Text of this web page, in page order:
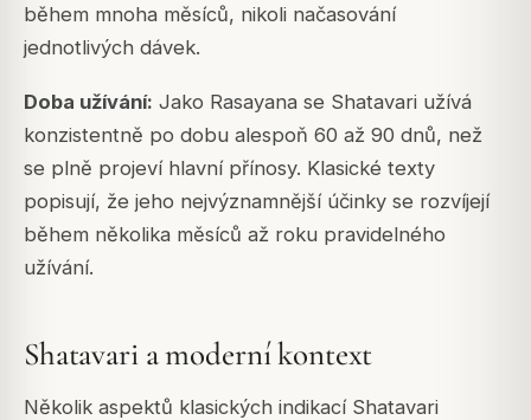
během mnoha měsíců, nikoli načasování
jednotlivých dávek.
Doba užívání: Jako Rasayana se Shatavari užívá
konzistentně po dobu alespoň 60 až 90 dnů, než
se plně projeví hlavní přínosy. Klasické texty
popisují, že jeho nejvýznamnější účinky se rozvíjejí
během několika měsíců až roku pravidelného
užívání.
Shatavari a moderní kontext
Několik aspektů klasických indikací Shatavari